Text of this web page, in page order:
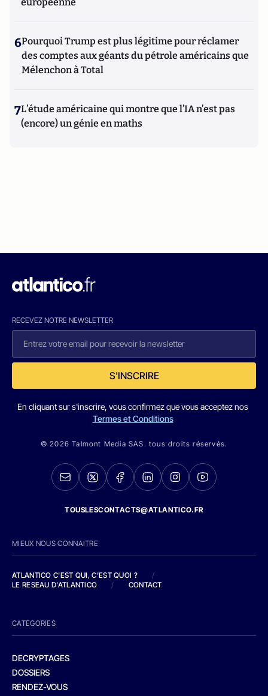
6Pourquoi Trump est plus légitime pour réclamer
des comptes aux géants du pétrole américains que
Mélenchon à Total
7L’étude américaine qui montre que l’IA n’est pas
(encore) un génie en maths
RECEVEZ NOTRE NEWSLETTER
S'INSCRIRE
En cliquant sur s'inscrire, vous confirmez que vous acceptez nos
Termes et Conditions
© 2026 Talmont Media SAS. tous droits réservés.
TOUSLESCONTACTS@ATLANTICO.FR
MIEUX NOUS CONNAITRE
ATLANTICO C'EST QUI, C'EST QUOI ?
/
LE RESEAU D'ATLANTICO
/ CONTACT
CATEGORIES
DECRYPTAGES
DOSSIERS
RENDEZ-VOUS